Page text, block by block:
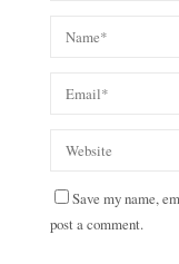
Save my name,
post a comment.